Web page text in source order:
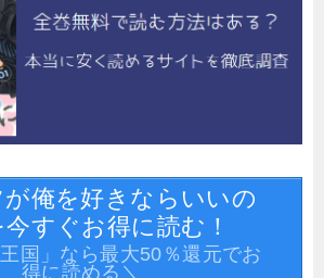
が俺を好きならいいの
すぐお得に読む！
国」なら最大50％還元でお
得に読める＼